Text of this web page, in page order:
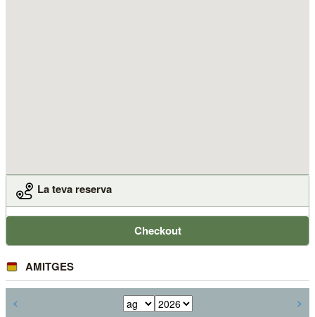
La teva reserva
Checkout
AMITGES
< >